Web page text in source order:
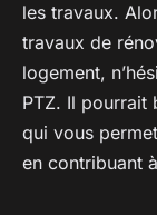
les travaux.
travaux de
logement,
PTZ. Il pourrait
qui vous
en contribuant